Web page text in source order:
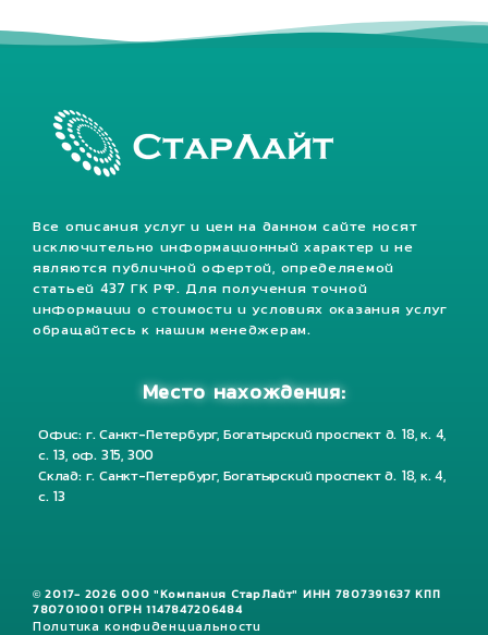
Все описания услуг и цен на данном сайте носят
исключительно информационный характер и не
являются публичной офертой, определяемой
статьей 437 ГК РФ. Для получения точной
информации о стоимости и условиях оказания услуг
обращайтесь к нашим менеджерам.
Место нахождения:
Офис: г. Санкт-Петербург, Богатырский проспект д. 18, к. 4,
с. 13, оф. 315, 300
Склад: г. Санкт-Петербург, Богатырский проспект д. 18, к. 4,
с. 13
© 2017- 2026 ООО "Компания СтарЛайт" ИНН 7807391637 КПП
780701001 ОГРН 1147847206484
Политика конфиденциальности